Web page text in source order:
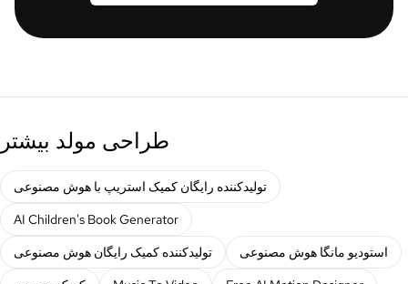
طراحی مولد بیشتر
تولیدکننده رایگان کمیک استریپ با هوش مصنوعی
AI Children's Book Generator
تولیدکننده کمیک رایگان هوش مصنوعی
استودیو مانگا هوش مصنوعی